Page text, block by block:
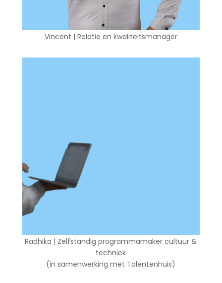
Vincent | Relatie en kwaliteitsmanager
Radhika | Zelfstandig programmamaker cultuur &
techniek
(in samenwerking met Talentenhuis)